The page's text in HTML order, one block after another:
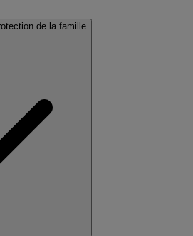
de la famille